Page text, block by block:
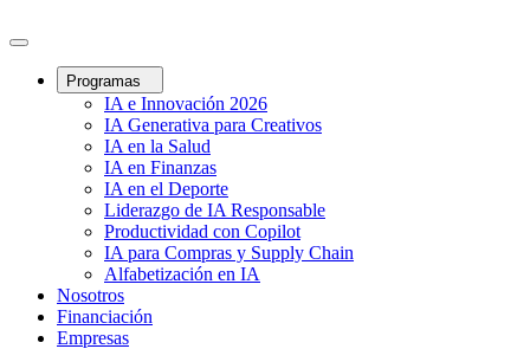
Programas
IA e Innovación 2026
IA Generativa para Creativos
IA en la Salud
IA en Finanzas
IA en el Deporte
Liderazgo de IA Responsable
Productividad con Copilot
IA para Compras y Supply Chain
Alfabetización en IA
Nosotros
Financiación
Empresas